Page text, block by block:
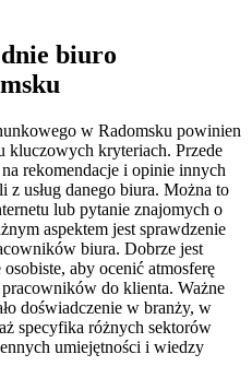
biuro
w Radomsku powinien
kluczowych kryteriach. Przede
rekomendacje i opinie innych
usług danego biura. Można to
lub pytanie znajomych o
aspektem jest sprawdzenie
biura. Dobrze jest
aby ocenić atmosferę
do klienta. Ważne
doświadczenie w branży, w
specyfika różnych sektorów
umiejętności i wiedzy